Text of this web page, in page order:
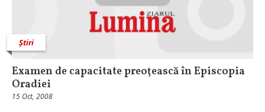
Știri
Examen de capacitate preoţească în Episcopia
Oradiei
15 Oct, 2008